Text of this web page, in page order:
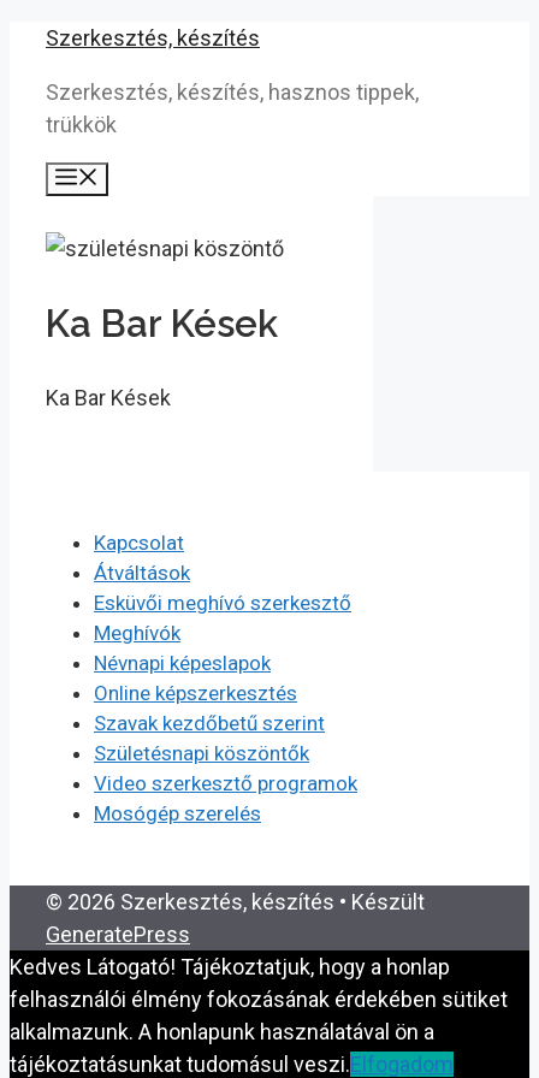
Kilépés
tartalomba
Szerkesztés, készítés
Szerkesztés, készítés, hasznos tippek,
trükkök
Ka Bar Kések
Ka Bar Kések
Kapcsolat
Átváltások
Esküvői meghívó szerkesztő
Meghívók
Névnapi képeslapok
Online képszerkesztés
Szavak kezdőbetű szerint
Születésnapi köszöntők
Video szerkesztő programok
Mosógép szerelés
© 2026 Szerkesztés, készítés • Készült
GeneratePress
Kedves Látogató! Tájékoztatjuk, hogy a honlap
felhasználói élmény fokozásának érdekében sütiket
alkalmazunk. A honlapunk használatával ön a
tájékoztatásunkat tudomásul veszi.Elfogadom